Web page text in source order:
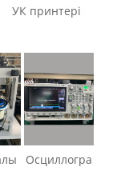
УК принтері
Осциллогра